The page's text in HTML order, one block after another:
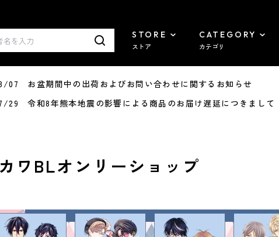
STORE
ストア
CATEGORY
カテゴリ
07 お盆期間中の出荷およびお問い合わせに関するお知らせ
29 令和8年熊本地震の影響による商品のお届け遅延につきまして
ワBLオンリーショップ